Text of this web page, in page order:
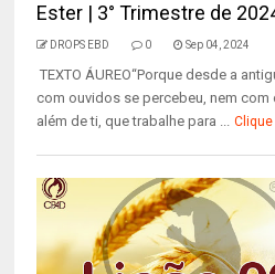
Ester | 3° Trimestre de
DROPS EBD 0 Sep 04, 2024
TEXTO ÁUREO“Porque desde a
com ouvidos se percebeu, nem com
além de ti, que trabalhe para ... Clique